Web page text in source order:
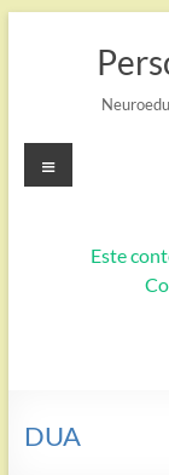
Este
Menú
DUA